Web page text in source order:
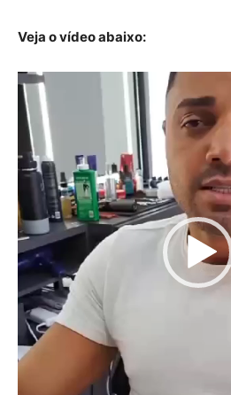
Veja o vídeo abaixo:
Tocador
de
vídeo